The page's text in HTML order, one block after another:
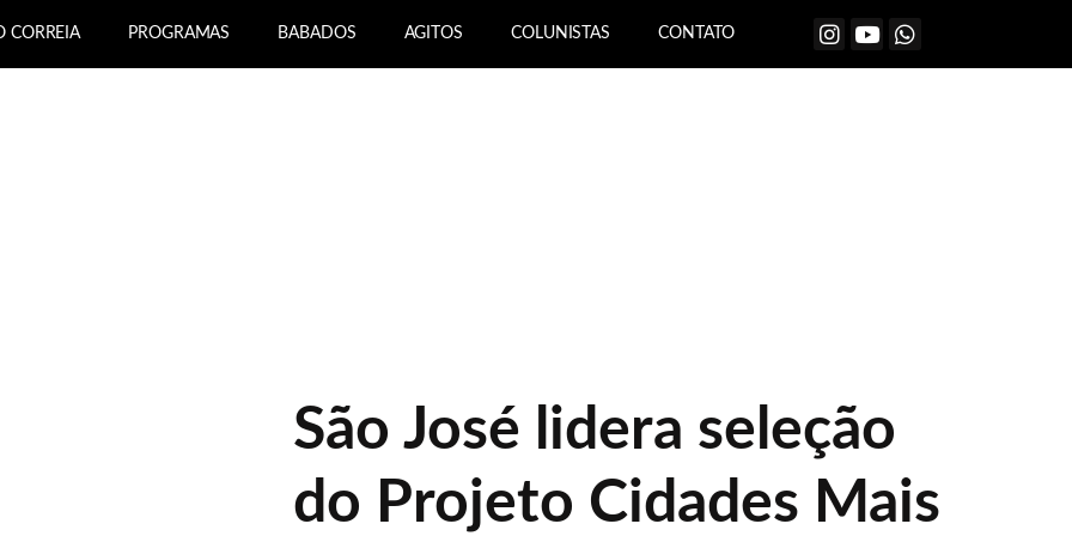
CORREIA PROGRAMAS BABADOS AGITOS COLUNISTAS CONTATO
São José lidera seleção
do Projeto Cidades Mais